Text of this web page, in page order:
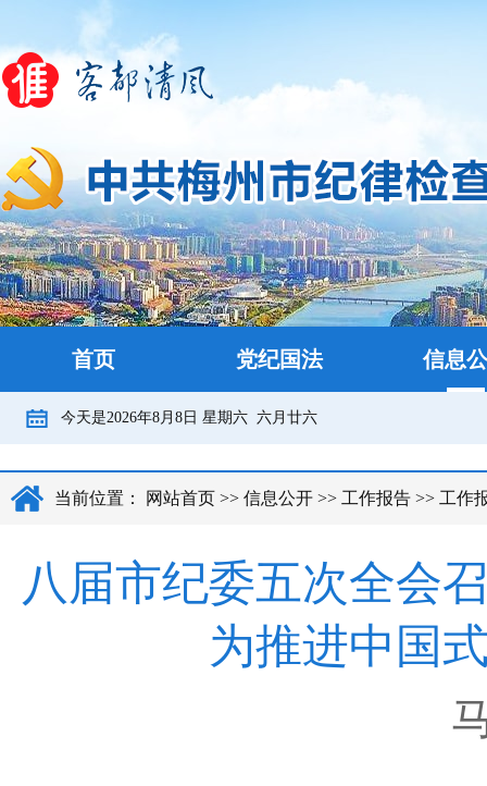
首页 党纪国法 信息
今天是2026年8月8日 星期六 六月廿六
当前位置： 网站首页 >> 信息公开 >> 工作报告 >> 工作
八届市纪委五次全会
为推进中国